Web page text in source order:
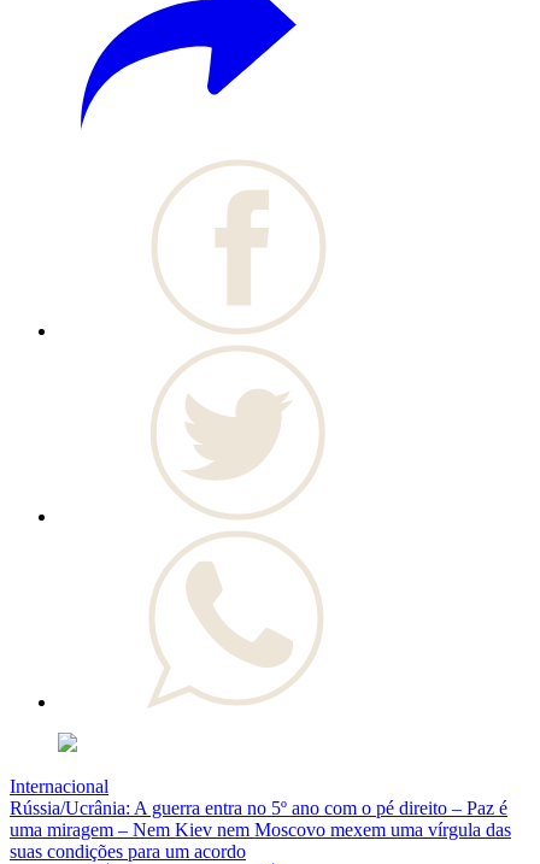
Internacional
Rússia/Ucrânia: A guerra entra no 5º ano com o pé direito – Paz é
uma miragem – Nem Kiev nem Moscovo mexem uma vírgula das
suas condições para um acordo